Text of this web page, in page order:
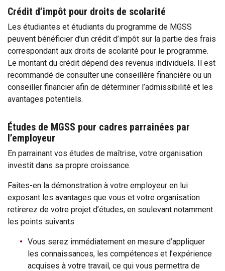
Crédit d’impôt pour droits de scolarité
Les étudiantes et étudiants du programme de MGSS
peuvent bénéficier d’un crédit d’impôt sur la partie des frais
correspondant aux droits de scolarité pour le programme.
Le montant du crédit dépend des revenus individuels. Il est
recommandé de consulter une conseillère financière ou un
conseiller financier afin de déterminer l’admissibilité et les
avantages potentiels.
Études de MGSS pour cadres parrainées par
l’employeur
En parrainant vos études de maîtrise, votre organisation
investit dans sa propre croissance.
Faites-en la démonstration à votre employeur en lui
exposant les avantages que vous et votre organisation
retirerez de votre projet d’études, en soulevant notamment
les points suivants :
Vous serez immédiatement en mesure d’appliquer
les connaissances, les compétences et l’expérience
acquises à votre travail, ce qui vous permettra de